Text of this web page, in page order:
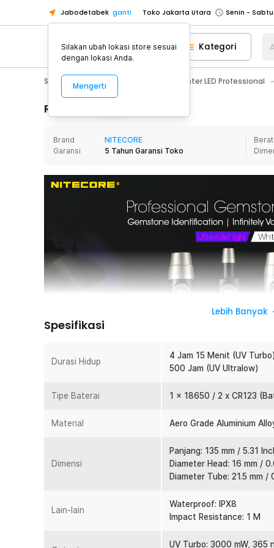
Jabodetabek ganti Toko Jakarta Utara
Toko Tangerang
Toko Cikupa
Pick n Go Jakarta Barat
Senin -
Pick n Go Bekasi
Senin - Jumat
Senin - Jumat
Senin -
Senin -
Toko Tangerang
Pick n Go Jakarta Barat
Senin -
Pick n Go Bekasi
Senin - Jumat
Pick n Go Depok
Senin - Jumat
Kategori
Sport & Outdoor Senter LED Professional
Rincian Produk
Brand
NITECORE
Garansi
5 Tahun Garansi Toko
Senter ini didesain khusus untuk digunakan sebagai
Bagi para kolektor batu seperti batu akik wajib untuk
365nm Ultraviolet for Authenticity Identification
Senter Nitecore GEM10UV menggunakan LED
Lebih Banyak
Spesifikasi
Durasi Hidup
4 Jam 15 Menit (UV
500 Jam (UV Ultralow)
Tipe Baterai 1 x 18650 / 2 x CR123
Material Aero Grade Aluminium
Dimensi
Panjang: 135 mm / 5.31
Diameter Head: 16 mm /
Diameter Tube: 21.5 mm /
Lain-lain
Waterproof: IPX8
Impact Resistance: 1 M
UV Turbo: 3000 mW, 365
Silakan ubah lokasi store sesuai
dengan lokasi Anda.
Mengerti